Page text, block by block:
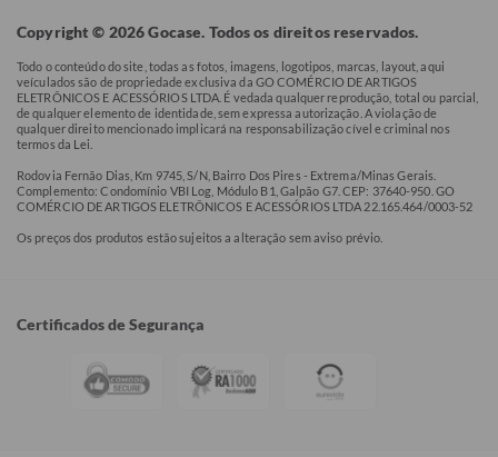
Copyright © 2026 Gocase. Todos os direitos reservados.
Todo o conteúdo do site, todas as fotos, imagens, logotipos, marcas, layout, aqui
veículados são de propriedade exclusiva da GO COMÉRCIO DE ARTIGOS
ELETRÔNICOS E ACESSÓRIOS LTDA. É vedada qualquer reprodução, total ou parcial,
de qualquer elemento de identidade, sem expressa autorização. A violação de
qualquer direito mencionado implicará na responsabilização cível e criminal nos
termos da Lei.
Rodovia Fernão Dias, Km 9745, S/N, Bairro Dos Pires - Extrema/Minas Gerais.
Complemento: Condomínio VBI Log, Módulo B1, Galpão G7. CEP: 37640-950. GO
COMÉRCIO DE ARTIGOS ELETRÔNICOS E ACESSÓRIOS LTDA 22.165.464/0003-52
Os preços dos produtos estão sujeitos a alteração sem aviso prévio.
Certificados de Segurança